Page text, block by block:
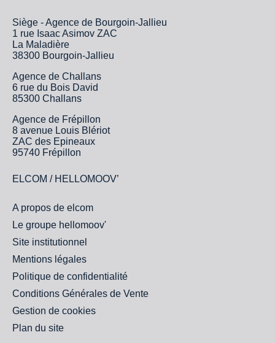
Siège - Agence de Bourgoin-Jallieu
1 rue Isaac Asimov ZAC
La Maladière
38300 Bourgoin-Jallieu
Agence de Challans
6 rue du Bois David
85300 Challans
Agence de Frépillon
8 avenue Louis Blériot
ZAC des Epineaux
95740 Frépillon
ELCOM / HELLOMOOV’
A propos de elcom
Le groupe hellomoov'
Site institutionnel
Mentions légales
Politique de confidentialité
Conditions Générales de Vente
Gestion de cookies
Plan du site